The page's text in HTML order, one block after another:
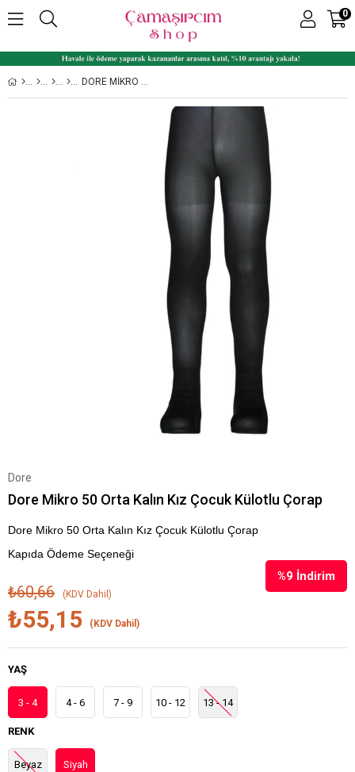
0
DORE MIKRO 50 ORTA KALIN KIZ ÇOCUK KÜLOTLU ÇORAP
Dore
Dore Mikro 50 Orta Kalın Kız Çocuk Külotlu Çorap
Dore Mikro 50 Orta Kalın Kız Çocuk Külotlu Çorap
Kapıda Ödeme Seçeneği
%9 İndirim
₺60,66 (KDV Dahil)
₺55,15 (KDV Dahil)
YAŞ
3 - 4 4 - 6 7 - 9 10 - 12 13 - 14
RENK
Beyaz Siyah